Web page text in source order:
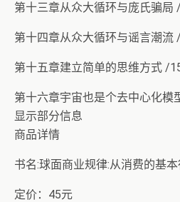
第十三章从众大循环与庞氏骗局
第十四章从众大循环与谣言潮流
第十五章建立简单的思维方式 /
第十六章宇宙也是个去中心化模
显示部分信息
商品详情
书名:球面商业规律:从消费的基
定价：45元